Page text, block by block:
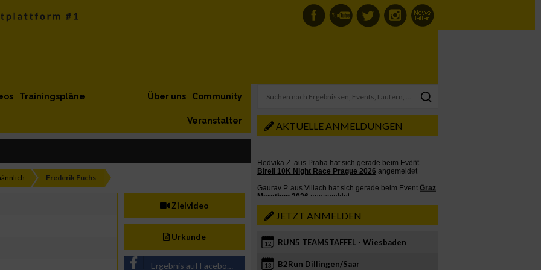
Trainingspläne Community
Über uns
Veranstalter
Frederik Fuchs
Zielvideo
Urkunde
Ergebnis auf Facebook teilen
AKTUELLE ANMELDUNGEN
JETZT ANMELDEN
12 RUN5 TEAMSTAFFEL - Wiesbaden
13 B2Run Dillingen/Saar